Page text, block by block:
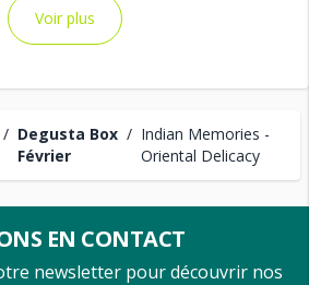
/ Degusta Box
Février
/ Indian Memories -
Oriental Delicacy
Voir plus
EN CONTACT
newsletter pour découvrir nos